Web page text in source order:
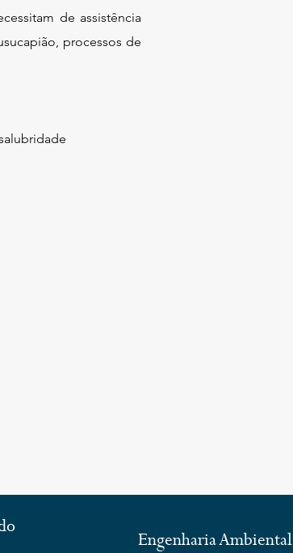
de assistência
processos de
Engenharia Ambiental